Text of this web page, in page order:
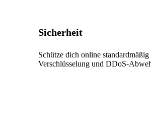
Sicherheit
Schütze dich online
Verschlüsselung und DDoS-